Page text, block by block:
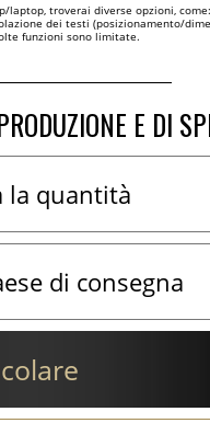
laptop, troverai diverse opzioni,
dei testi (posizionamento/
funzioni sono limitate.
E DI